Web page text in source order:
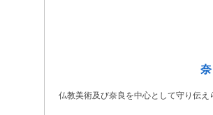
仏教美術及び奈良を中心として守り伝え